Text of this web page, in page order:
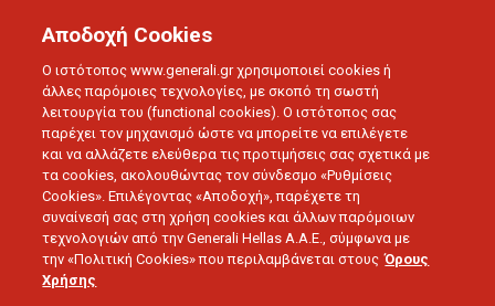
BLOG
ΣΥΝΕΝΤΕΥΞΕΙΣ
Η ΑΝΑΠΤΥΞΗ ΤΟΥ ΔΙΚΤΥΟΥ ΠΩΛΗΣΕΩΝ ΤΗΣ GENERALI
26.03.2018 - 5 λεπτά ανάγνωσης
Αποδοχή Cookies
Ο ιστότοπος www.generali.gr χρησιμοποιεί cookies ή
άλλες παρόμοιες τεχνολογίες, με σκοπό τη σωστή
λειτουργία του (functional cookies). Ο ιστότοπος σας
παρέχει τον μηχανισμό ώστε να μπορείτε να επιλέγετε
και να αλλάζετε ελεύθερα τις προτιμήσεις σας σχετικά με
τα cookies, ακολουθώντας τον σύνδεσμο «Ρυθμίσεις
Cookies». Επιλέγοντας «Αποδοχή», παρέχετε τη
συναίνεσή σας στη χρήση cookies και άλλων παρόμοιων
τεχνολογιών από την Generali Hellas A.A.E., σύμφωνα με
την «Πολιτική Cookies» που περιλαμβάνεται στους Όρους
Χρήσης